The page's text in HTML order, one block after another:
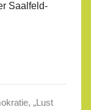
Saalfeld-
, „Lust